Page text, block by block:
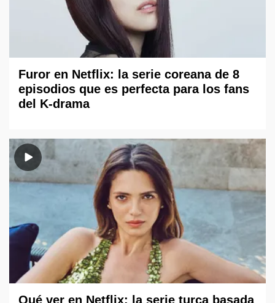
Furor en Netflix: la serie coreana de 8
episodios que es perfecta para los fans
del K-drama
Qué ver en Netflix: la serie turca basada